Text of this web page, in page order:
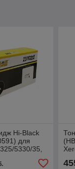
Hi-Black
для
5330/35,